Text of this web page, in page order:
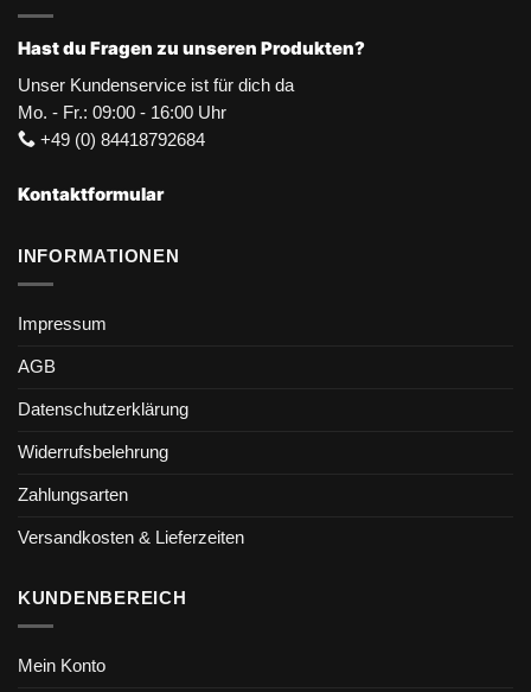
Hast du Fragen zu unseren Produkten?
Unser Kundenservice ist für dich da
Mo. - Fr.: 09:00 - 16:00 Uhr
+49 (0) 84418792684
Kontaktformular
INFORMATIONEN
Impressum
AGB
Datenschutzerklärung
Widerrufsbelehrung
Zahlungsarten
Versandkosten & Lieferzeiten
KUNDENBEREICH
Mein Konto